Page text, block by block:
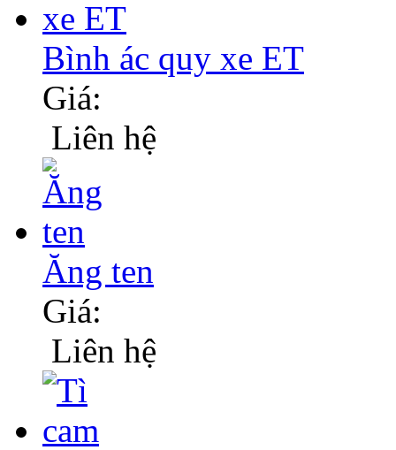
Bình ác quy xe ET
Giá:
Liên hệ
Ăng ten
Giá:
Liên hệ